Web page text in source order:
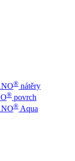
® nátěry
® povrch
® Aqua